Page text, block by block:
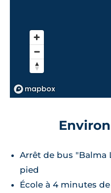
Arrêt de bus "Balma
pied
École à 4 minutes